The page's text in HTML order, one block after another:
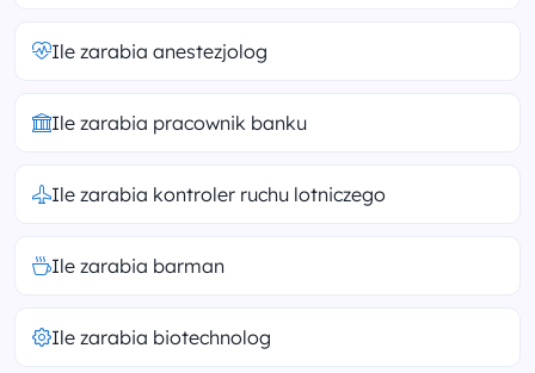
Ile zarabia anestezjolog
Ile zarabia pracownik banku
Ile zarabia kontroler ruchu lotniczego
Ile zarabia barman
Ile zarabia biotechnolog